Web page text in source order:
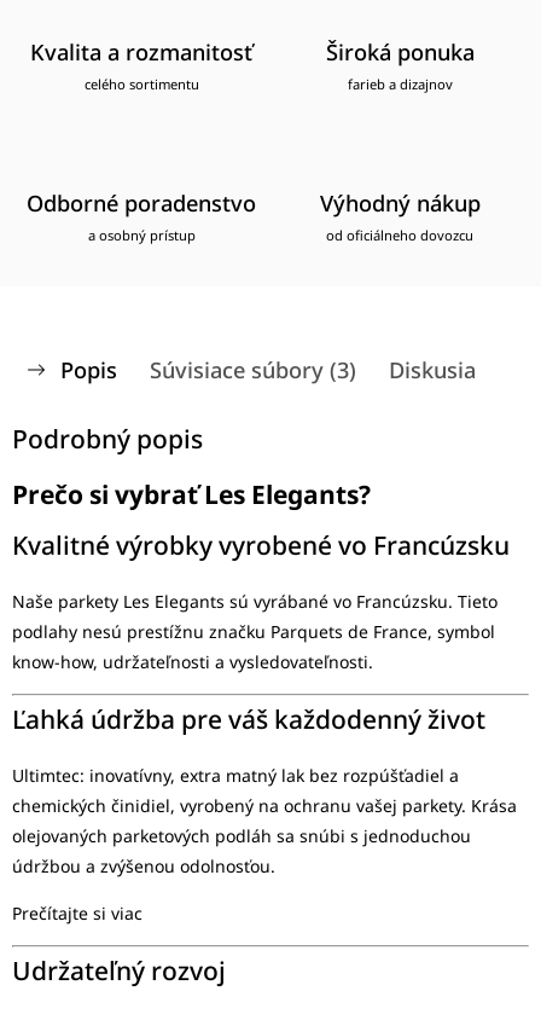
Kvalita a rozmanitosť
celého sortimentu
Široká ponuka
farieb a dizajnov
Odborné poradenstvo
a osobný prístup
Výhodný nákup
od oficiálneho dovozcu
Popis Súvisiace súbory (3) Diskusia
Podrobný popis
Prečo si vybrať Les Elegants?
Kvalitné výrobky vyrobené vo Francúzsku
Naše parkety Les Elegants sú vyrábané vo Francúzsku. Tieto
podlahy nesú prestížnu značku Parquets de France, symbol
know-how, udržateľnosti a vysledovateľnosti.
Ľahká údržba pre váš každodenný život
Ultimtec: inovatívny, extra matný lak bez rozpúšťadiel a
chemických činidiel, vyrobený na ochranu vašej parkety. Krása
olejovaných parketových podláh sa snúbi s jednoduchou
údržbou a zvýšenou odolnosťou.
Prečítajte si viac
Udržateľný rozvoj